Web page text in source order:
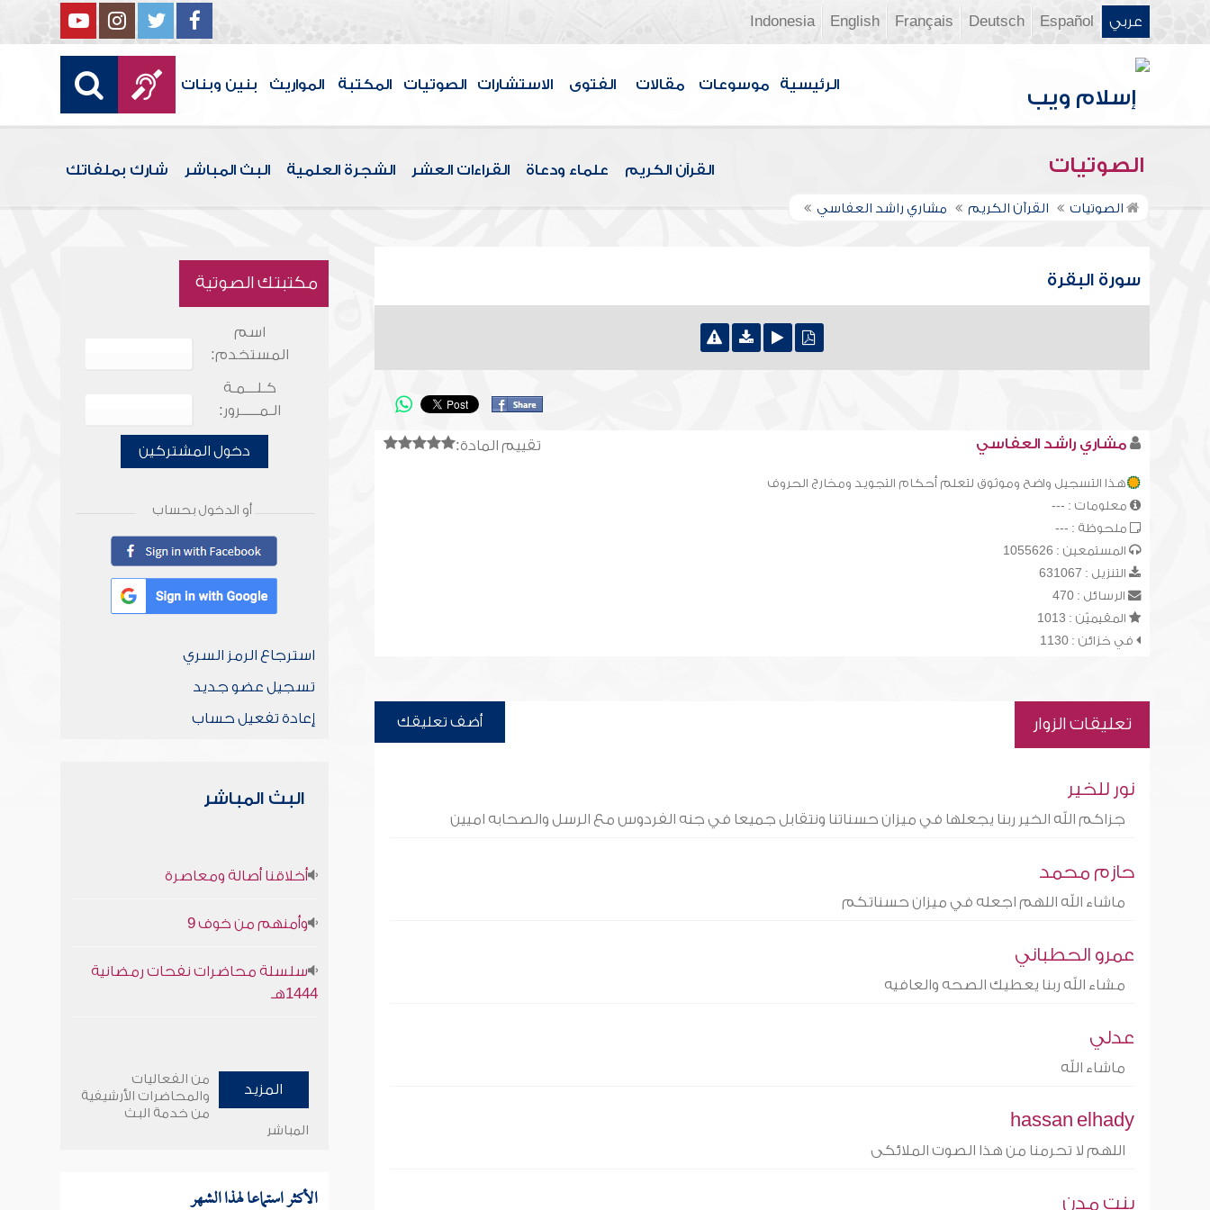
عربي Español
Deutsch
Français
English
Indonesia
الرئيسية موسوعات مقالات الفتوى الاستشارات الصوتيات المكتبة المواريث بنين وبنات
الصوتيات القرآن الكريم علماء ودعاة القراءات العشر الشجرة العلمية البث المباشر شارك بملفاتك
الصوتيات القرآن الكريم مشاري راشد العفاسي
سورة البقرة
تقييم المادة: مشاري راشد العفاسي
هذا التسجيل واضح وموثوق لتعلم أحكام التجويد ومخارج الحروف
معلومات : ---
ملحوظة : ---
المستمعين : 1055626
التنزيل : 631067
الرسائل : 470
المقيميّن : 1013
في خزائن : 1130
تعليقات الزوار أضف تعليقك
نور للخير
جزاكم الله الخير ربنا يجعلها في ميزان حسناتنا ونتقابل جميعا في جنه الفردوس مع الرسل والصحابه اميين
حازم محمد
ماشاء الله اللهم اجعله في ميزان حسناتكم
عمرو الحطباني
مشاء الله ربنا يعطيك الصحه والعافيه
عدلي
ماشاء الله
hassan elhady
اللهم لا تحرمنا من هذا الصوت الملائكى
بنت مدن
مكتبتك الصوتية
اسم
المستخدم:
كـلـــمـة
الـمـــــرور:
دخول المشتركين
أو الدخول بحساب
استرجاع الرمز السري
تسجيل عضو جديد
إعادة تفعيل حساب
البث المباشر
أخلاقنا أصالة ومعاصرة
وأمنهم من خوف 9
سلسلة محاضرات نفحات رمضانية
1444هـ
المزيد
من الفعاليات
والمحاضرات الأرشيفية
من خدمة البث
المباشر
الأكثر استماعا لهذا الشهر